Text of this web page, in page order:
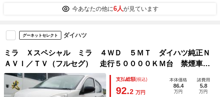
今あなたの他に6人が見ています
グーネットセレクト ダイハツ
ミラ Ｘスペシャル ミラ ４ＷＤ ５ＭＴ ダイハツ純正Ｎ
ＡＶＩ／ＴＶ（フルセグ） 走行５００００ＫＭ台 禁煙車
両 車検整備付 ２０１８年製タイヤ
支払総額(税込)
92.2 万円
本体価格
86.4
万円
諸費用
5.8
万円